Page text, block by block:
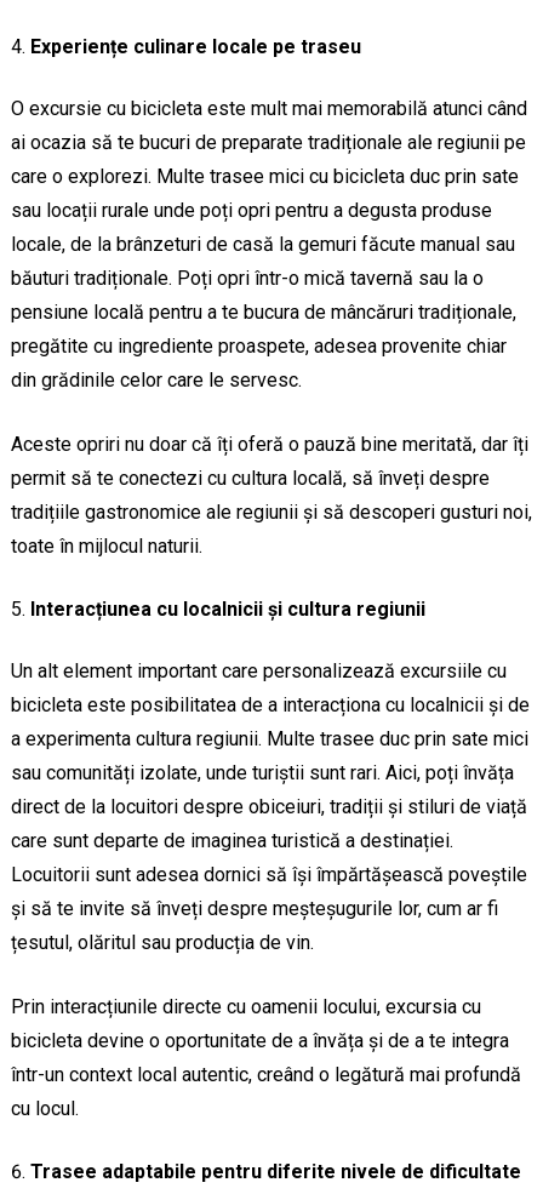
Experiențe culinare locale pe traseu
O excursie cu bicicleta este mult mai memorabilă atunci când
ai ocazia să te bucuri de preparate tradiționale ale regiunii pe
care o explorezi. Multe trasee mici cu bicicleta duc prin sate
sau locații rurale unde poți opri pentru a degusta produse
locale, de la brânzeturi de casă la gemuri făcute manual sau
băuturi tradiționale. Poți opri într-o mică tavernă sau la o
pensiune locală pentru a te bucura de mâncăruri tradiționale,
pregătite cu ingrediente proaspete, adesea provenite chiar
din grădinile celor care le servesc.
Aceste opriri nu doar că îți oferă o pauză bine meritată, dar îți
permit să te conectezi cu cultura locală, să înveți despre
tradițiile gastronomice ale regiunii și să descoperi gusturi noi,
toate în mijlocul naturii.
Interacțiunea cu localnicii și cultura regiunii
Un alt element important care personalizează excursiile cu
bicicleta este posibilitatea de a interacționa cu localnicii și de
a experimenta cultura regiunii. Multe trasee duc prin sate mici
sau comunități izolate, unde turiștii sunt rari. Aici, poți învăța
direct de la locuitori despre obiceiuri, tradiții și stiluri de viață
care sunt departe de imaginea turistică a destinației.
Locuitorii sunt adesea dornici să își împărtășească poveștile
și să te invite să înveți despre meșteșugurile lor, cum ar fi
țesutul, olăritul sau producția de vin.
Prin interacțiunile directe cu oamenii locului, excursia cu
bicicleta devine o oportunitate de a învăța și de a te integra
într-un context local autentic, creând o legătură mai profundă
cu locul.
Trasee adaptabile pentru diferite nivele de dificultate